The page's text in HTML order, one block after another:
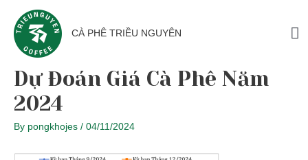
CÀ PHÊ TRIỀU NGUYÊN
Dự Đoán Giá Cà Phê Năm
2024
By pongkhojes / 04/11/2024